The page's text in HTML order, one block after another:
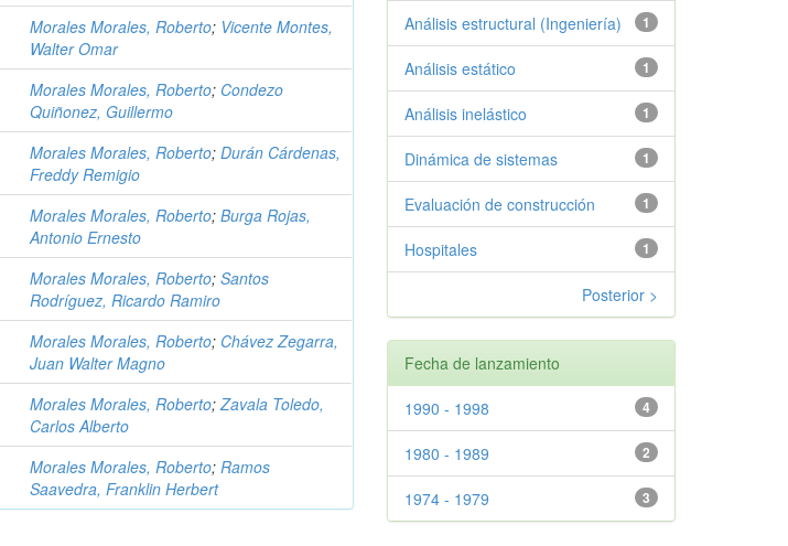
Morales Morales, Roberto; Vicente Montes,
Walter Omar
Morales Morales, Roberto; Condezo
Quiñonez, Guillermo
Morales Morales, Roberto;Durán Cárdenas,
Freddy Remigio
Morales Morales, Roberto;Burga Rojas,
Antonio Ernesto
Morales Morales, Roberto;Santos
Rodríguez, Ricardo Ramiro
Morales Morales, Roberto; Chávez Zegarra,
Juan Walter Magno
Morales Morales, Roberto;Zavala Toledo,
Carlos Alberto
Morales Morales, Roberto; Ramos
Saavedra, Franklin Herbert
1
Análisis estructural (Ingeniería)
1
Análisis estático
1
Análisis inelástico
1
Dinámica de sistemas
1
Evaluación de construcción
1
Hospitales
Posterior >
Fecha de lanzamiento
4
1990 - 1998
2
1980 - 1989
3
1974 - 1979